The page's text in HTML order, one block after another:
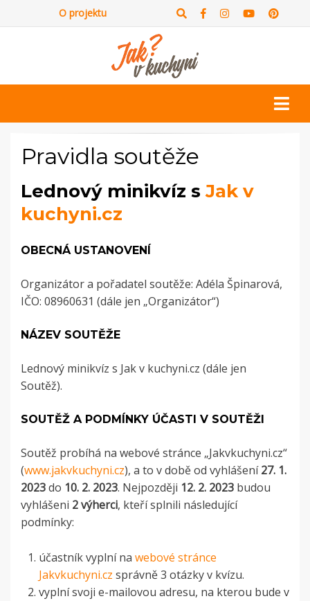
O projektu
Pravidla soutěže
Lednový minikvíz sJak v
kuchyni.cz
OBECNÁ USTANOVENÍ
Organizátor a pořadatel soutěže: Adéla Špinarová,
IČO: 08960631 (dále jen „Organizátor“)
NÁZEV SOUTĚŽE
Lednový minikvíz s Jak v kuchyni.cz (dále jen
Soutěž).
SOUTĚŽ A PODMÍNKY ÚČASTI V SOUTĚŽI
Soutěž probíhá na webové stránce „Jakvkuchyni.cz“
(www.jakvkuchyni.cz), a to v době od vyhlášení27. 1.
2023do 10. 2. 2023. Nejpozději 12. 2. 2023 budou
vyhlášeni 2 výherci, kteří splnili následující
podmínky:
účastník vyplní na webové stránce
Jakvkuchyni.cz správně 3 otázky v kvízu.
vyplní svoji e-mailovou adresu, na kterou bude v